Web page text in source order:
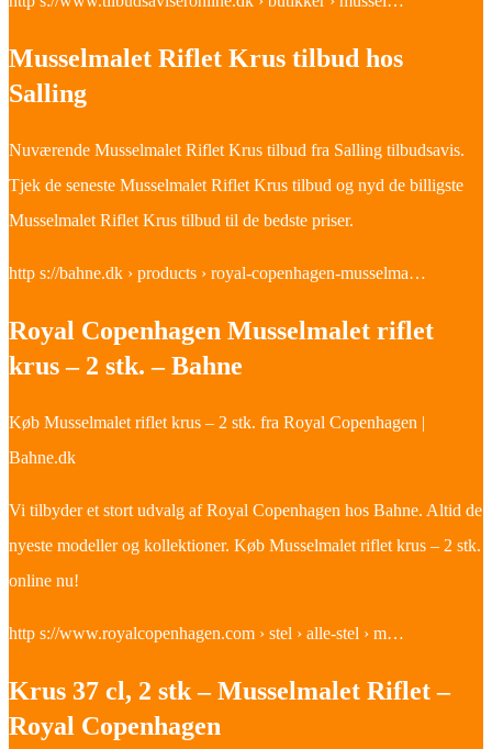
Musselmalet Riflet Krus tilbud hos
Salling
Nuværende Musselmalet Riflet Krus tilbud fra Salling tilbudsavis.
Tjek de seneste Musselmalet Riflet Krus tilbud og nyd de billigste
Musselmalet Riflet Krus tilbud til de bedste priser.
http s://bahne.dk › products › royal-copenhagen-musselma…
Royal Copenhagen Musselmalet riflet
krus – 2 stk. – Bahne
Køb Musselmalet riflet krus – 2 stk. fra Royal Copenhagen |
Bahne.dk
Vi tilbyder et stort udvalg af Royal Copenhagen hos Bahne. Altid de
nyeste modeller og kollektioner. Køb Musselmalet riflet krus – 2 stk.
online nu!
http s://www.royalcopenhagen.com › stel › alle-stel › m…
Krus 37 cl, 2 stk – Musselmalet Riflet –
Royal Copenhagen